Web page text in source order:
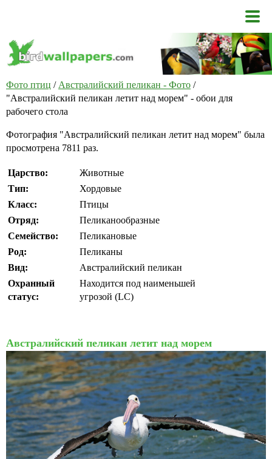
Фото птиц / Австралийский пеликан - Фото /
"Австралийский пеликан летит над морем" - обои для
рабочего стола
Фотография "Австралийский пеликан летит над морем" была
просмотрена 7811 раз.
Царство:
Животные
Тип:
Хордовые
Класс:
Птицы
Отряд:
Пеликанообразные
Семейство:
Пеликановые
Род:
Пеликаны
Вид:
Австралийский пеликан
Охранный
статус:
Находится под наименьшей
угрозой (LC)
Австралийский пеликан летит над морем